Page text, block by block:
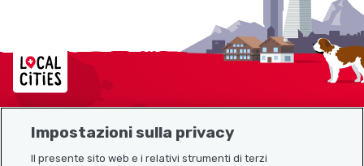
Localcities
Impostazioni sulla privacy
Il presente sito web e i relativi strumenti di terzi